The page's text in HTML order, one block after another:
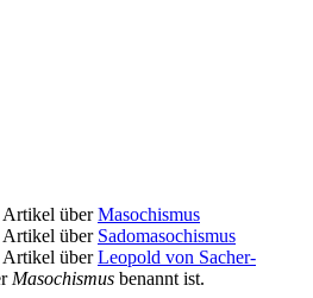
Artikel überMasochismus
Artikel über Sadomasochismus
Artikel überLeopold von Sacher-
Masochismus benannt ist.